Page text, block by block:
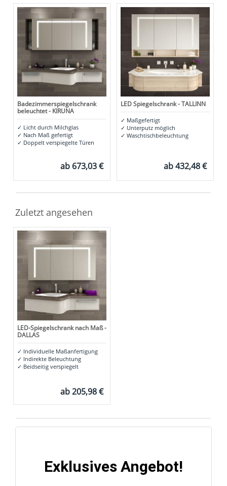
Badezimmerspiegelschrank
beleuchtet - KIRUNA
✓ Licht durch Milchglas
✓ Nach Maß gefertigt
✓ Doppelt verspiegelte Türen
ab 673,03 €
LED Spiegelschrank - TALLINN
✓ Maßgefertigt
✓ Unterputz möglich
✓ Waschtischbeleuchtung
ab432,48 €
Zuletzt angesehen
LED-Spiegelschrank nach Maß -
DALLAS
✓ Individuelle Maßanfertigung
✓ Indirekte Beleuchtung
✓ Beidseitig verspiegelt
ab205,98 €
Exklusives Angebot!